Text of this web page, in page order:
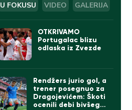
U FOKUSU VIDEO GALERIJA
OTKRIVAMO
Portugalac blizu
odlaska iz Zvezde
Rendžers jurio gol, a
trener posegnuo za
Dragojevićem: Škoti
ocenili debi bivšeg